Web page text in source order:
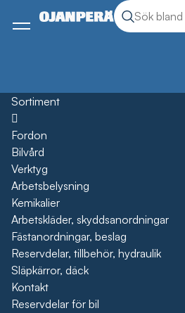
Sök
Sök
Meny
Sortiment
Öppna
Fordon
Bilvård
Verktyg
Arbetsbelysning
Kemikalier
Arbetskläder, skyddsanordningar
Fästanordningar, beslag
Reservdelar, tillbehör, hydraulik
Släpkärror, däck
Kontakt
Reservdelar för bil